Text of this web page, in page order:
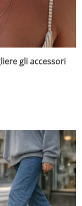
gli accessori